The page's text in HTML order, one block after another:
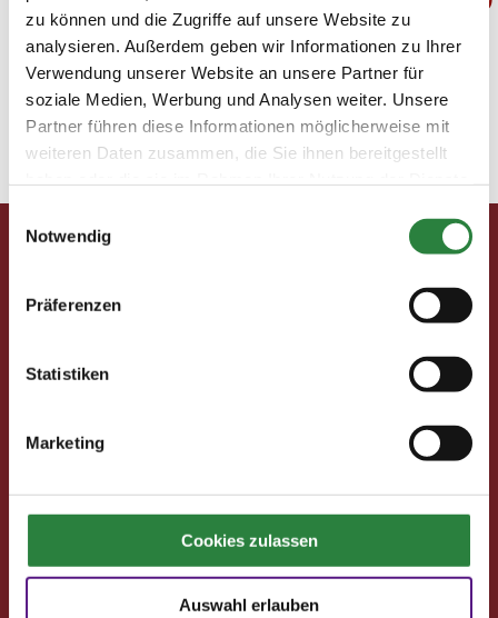
zu können und die Zugriffe auf unsere Website zu
analysieren. Außerdem geben wir Informationen zu Ihrer
Verwendung unserer Website an unsere Partner für
soziale Medien, Werbung und Analysen weiter. Unsere
Partner führen diese Informationen möglicherweise mit
weiteren Daten zusammen, die Sie ihnen bereitgestellt
Notwendig
Präferenzen
Statistiken
Marketing
Cookies zulassen
Auswahl erlauben
Reiter_Revue_International
22. Februar 2018
Fragen und Antworten
Redaktion
Ihre Vorteile als Mitglied im Pferdesport Deutschland
Freunde werben
Neuigkeiten
Seminare